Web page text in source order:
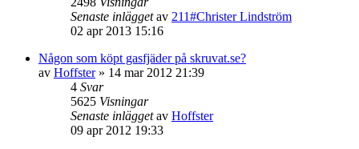
Senaste inläggetav 211#Christer Lindström
02 apr 2013 15:16
Någon som köpt gasfjäder på skruvat.se?
av Hoffster» 14 mar 2012 21:39
4 Svar
5625 Visningar
Senaste inläggetav Hoffster
09 apr 2012 19:33